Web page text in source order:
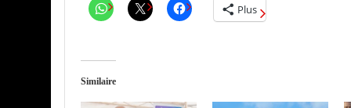
Plus
Similaire